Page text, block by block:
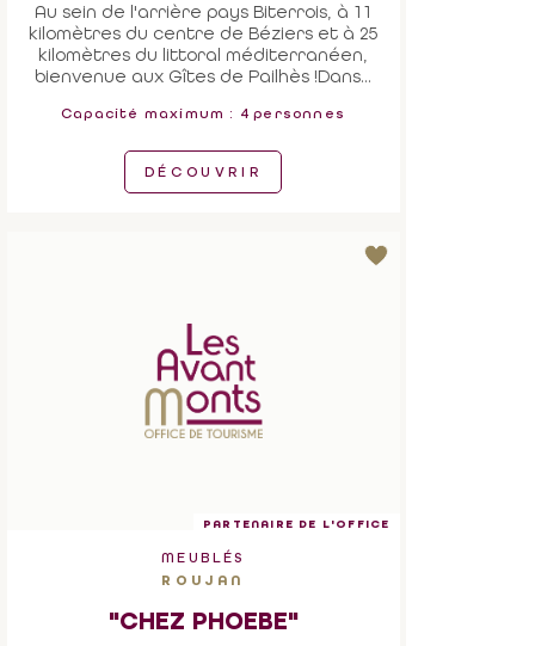
Au sein de l'arrière pays Biterrois, à 11
kilomètres du centre de Béziers et à 25
kilomètres du littoral méditerranéen,
bienvenue aux Gîtes de Pailhès !Dans...
Capacité maximum : 4 personnes
DÉCOUVRIR
PARTENAIRE DE L'OFFICE
MEUBLÉS
ROUJAN
"CHEZ PHOEBE"